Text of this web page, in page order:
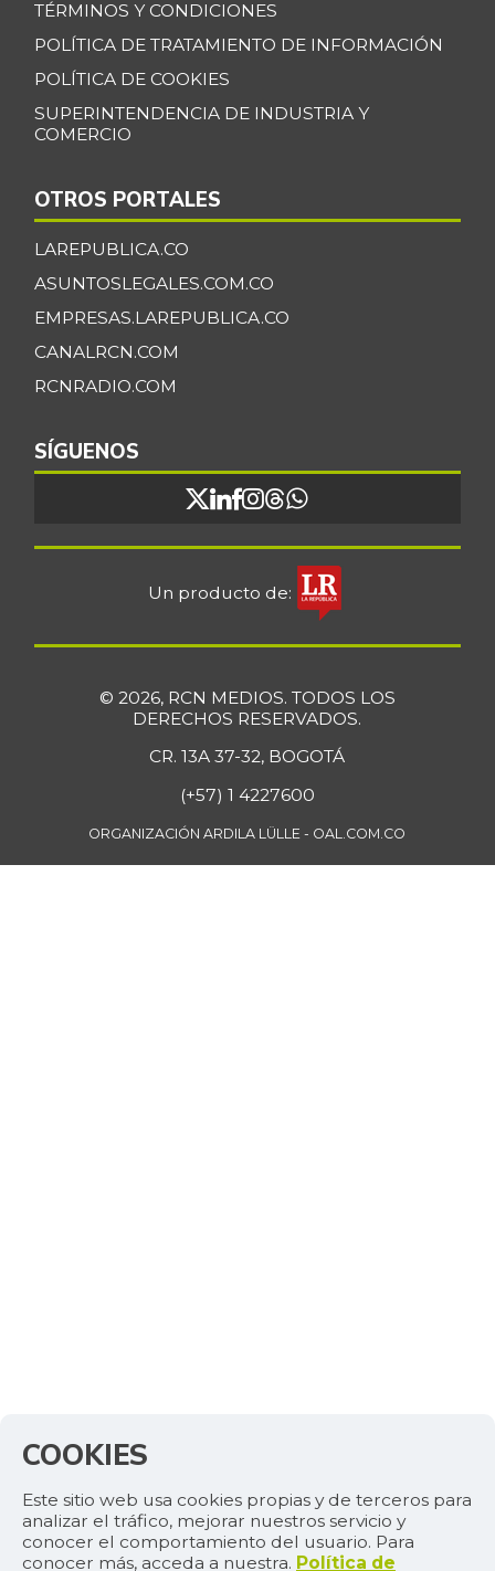
TÉRMINOS Y CONDICIONES
POLÍTICA DE TRATAMIENTO DE INFORMACIÓN
POLÍTICA DE COOKIES
SUPERINTENDENCIA DE INDUSTRIA Y
COMERCIO
OTROS PORTALES
LAREPUBLICA.CO
ASUNTOSLEGALES.COM.CO
EMPRESAS.LAREPUBLICA.CO
CANALRCN.COM
RCNRADIO.COM
SÍGUENOS
Un producto de:
© 2026, RCN MEDIOS. TODOS LOS
DERECHOS RESERVADOS.
CR. 13A 37-32, BOGOTÁ
(+57) 1 4227600
ORGANIZACIÓN ARDILA LÜLLE - OAL.COM.CO
COOKIES
Este sitio web usa cookies propias y de terceros para
analizar el tráfico, mejorar nuestros servicio y
conocer el comportamiento del usuario. Para
conocer más, acceda a nuestra. Política de